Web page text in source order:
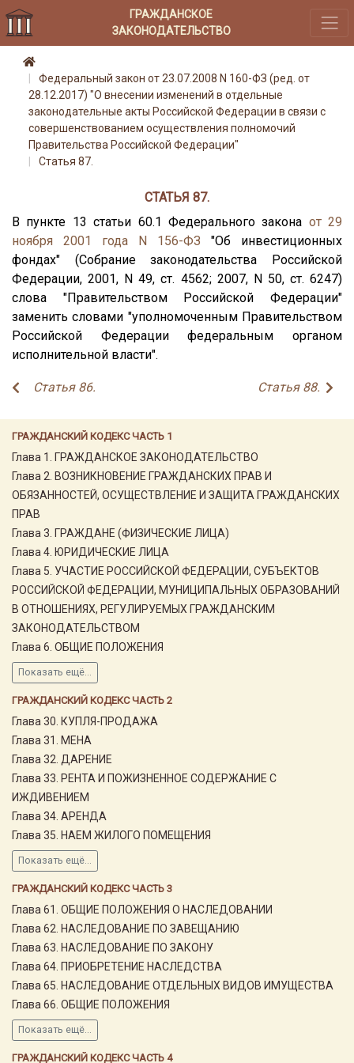
ГРАЖДАНСКОЕ
ЗАКОНОДАТЕЛЬСТВО
ГРАЖДАНСКИЙ КОДЕКС ЧАСТЬ 1
Глава 1. ГРАЖДАНСКОЕ ЗАКОНОДАТЕЛЬСТВО
Глава 2. ВОЗНИКНОВЕНИЕ ГРАЖДАНСКИХ ПРАВ И
ОБЯЗАННОСТЕЙ, ОСУЩЕСТВЛЕНИЕ И ЗАЩИТА ГРАЖДАНСКИХ
ПРАВ
Глава 3. ГРАЖДАНЕ (ФИЗИЧЕСКИЕ ЛИЦА)
Глава 4. ЮРИДИЧЕСКИЕ ЛИЦА
Глава 5. УЧАСТИЕ РОССИЙСКОЙ ФЕДЕРАЦИИ, СУБЪЕКТОВ
РОССИЙСКОЙ ФЕДЕРАЦИИ, МУНИЦИПАЛЬНЫХ ОБРАЗОВАНИЙ
В ОТНОШЕНИЯХ, РЕГУЛИРУЕМЫХ ГРАЖДАНСКИМ
ЗАКОНОДАТЕЛЬСТВОМ
Глава 6. ОБЩИЕ ПОЛОЖЕНИЯ
Показать ещё...
ГРАЖДАНСКИЙ КОДЕКС ЧАСТЬ 2
Глава 30. КУПЛЯ-ПРОДАЖА
Глава 31. МЕНА
Глава 32. ДАРЕНИЕ
Глава 33. РЕНТА И ПОЖИЗНЕННОЕ СОДЕРЖАНИЕ С
ИЖДИВЕНИЕМ
Глава 34. АРЕНДА
Глава 35. НАЕМ ЖИЛОГО ПОМЕЩЕНИЯ
Показать ещё...
ГРАЖДАНСКИЙ КОДЕКС ЧАСТЬ 3
Глава 61. ОБЩИЕ ПОЛОЖЕНИЯ О НАСЛЕДОВАНИИ
Глава 62. НАСЛЕДОВАНИЕ ПО ЗАВЕЩАНИЮ
Глава 63. НАСЛЕДОВАНИЕ ПО ЗАКОНУ
Глава 64. ПРИОБРЕТЕНИЕ НАСЛЕДСТВА
Глава 65. НАСЛЕДОВАНИЕ ОТДЕЛЬНЫХ ВИДОВ ИМУЩЕСТВА
Глава 66. ОБЩИЕ ПОЛОЖЕНИЯ
Показать ещё...
ГРАЖДАНСКИЙ КОДЕКС ЧАСТЬ 4
Федеральный закон от 23.07.2008 N 160-ФЗ (ред. от
28.12.2017) "О внесении изменений в отдельные
законодательные акты Российской Федерации в связи с
совершенствованием осуществления полномочий
Правительства Российской Федерации"
Статья 87.
СТАТЬЯ 87.
В пункте 13 статьи 60.1 Федерального закона от 29
ноября 2001 года N 156-ФЗ "Об инвестиционных
фондах" (Собрание законодательства Российской
Федерации, 2001, N 49, ст. 4562; 2007, N 50, ст. 6247)
слова "Правительством Российской Федерации"
заменить словами "уполномоченным Правительством
Российской Федерации федеральным органом
исполнительной власти".
Статья 86. Статья 88.